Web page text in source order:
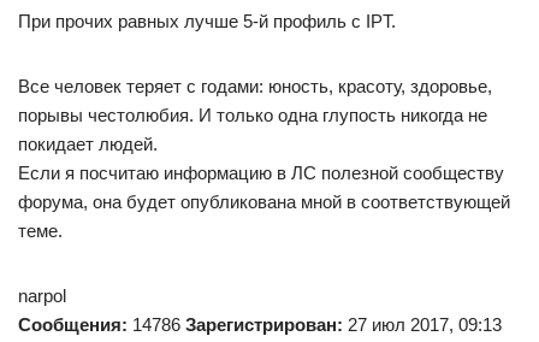
При прочих равных лучше 5-й профиль с IPT.
Все человек теряет с годами: юность, красоту, здоровье,
порывы честолюбия. И только одна глупость никогда не
покидает людей.
Если я посчитаю информацию в ЛС полезной сообществу
форума, она будет опубликована мной в соответствующей
теме.
narpol
Сообщения: 14786 Зарегистрирован: 27 июл 2017, 09:13